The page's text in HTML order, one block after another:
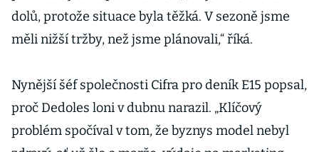
dolů, protože situace byla těžká. V sezoně jsme
měli nižší tržby, než jsme plánovali,“ říká.
Nynější šéf společnosti Cifra pro deník E15 popsal,
proč Dedoles loni v dubnu narazil. „Klíčový
problém spočíval v tom, že byznys model nebyl